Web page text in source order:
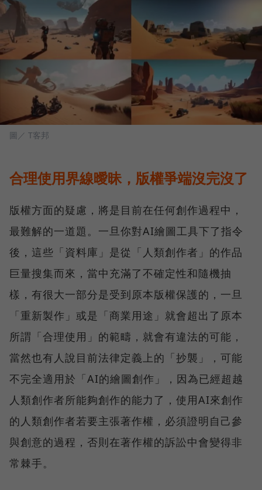
圖／ T客邦
合理使用界線曖昧，版權爭端沒完沒了
版權方面的疑慮，將是目前在任何創作過程中，
最難解的一道題。一旦你對AI繪圖工具下了指令
後，這些「資料庫」是從「人類創作者」的作品
巨量搜集而來，當中充滿了不確定性和隨機抽
樣，有很大一部分是受到原本版權保護的，一旦
「重新製作」或是「商業用途」就會超出了原本
所謂「合理使用」的範疇，就會有違法的可能，
當然也有人說目前法律定義上的「抄襲」，可能
不完全適用於「AI的繪圖創作」，因為已經超越
人類創作者所能夠創作的能力了，使用AI來創作
的人類創作者若要主張著作權，必須證明自己參
與創意的過程，否則在著作權的訴訟中會變得非
常棘手。